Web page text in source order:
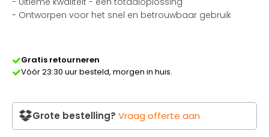
- Ontworpen voor het snel en betrouwbaar gebruik
Gratis retourneren
Vóór 23:30 uur besteld, morgen in huis.
Grote bestelling? Vraag offerte aan